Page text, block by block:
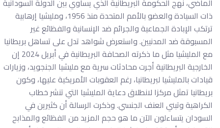
الماضي، نهج الحكومة البريطانية الذي يساوي بين الدولة السودانية
ذات السيادة والعضو بالأمم المتحدة منذ 1956، ومليشيا إرهابية
ترتكب الإبادة الجماعية والجرائم ضد الإنسانية والفظائع غير
المسبوقة ضد المدنيين. واستعرض شواهد تدل على تساهل بريطانيا
مع المليشيا مثل ما ذكرته الصحافة البريطانية في أبريل 2024 إن
الخارجية البريطانية أجرت محادثات سرية مع مليشيا الجنجويد، وزيارات
قيادات بالمليشيا لبريطانيا، رغم العقوبات الأمريكية عليها، وكون
بريطانيا تمثل مركزا لانطلاق دعاية المليشيا التي تنشر خطاب
الكراهية وتبني العنف الجنسي. وذكرت الرسالة أن كثيرين في
السودان يتساءلون الآن ما هو حجم المزيد من الفظائع والمذابح